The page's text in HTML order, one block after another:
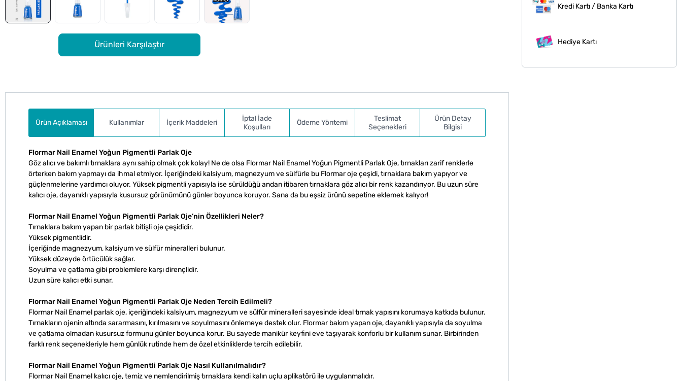
Ürünleri Karşılaştır
Kredi Kartı / Banka Kartı
Hediye Kartı
Ürün Açıklaması Kullanımlar İçerik Maddeleri
İptal İade
Koşulları
Ödeme Yöntemi
Teslimat
Seçenekleri
Ürün Detay
Bilgisi
Flormar Nail Enamel Yoğun Pigmentli Parlak Oje
Göz alıcı ve bakımlı tırnaklara aynı sahip olmak çok kolay! Ne de olsa Flormar Nail Enamel Yoğun Pigmentli Parlak Oje, tırnakları zarif renklerle
örterken bakım yapmayı da ihmal etmiyor. İçeriğindeki kalsiyum, magnezyum ve sülfürle bu Flormar oje çeşidi, tırnaklara bakım yapıyor ve
güçlenmelerine yardımcı oluyor. Yüksek pigmentli yapısıyla ise sürüldüğü andan itibaren tırnaklara göz alıcı bir renk kazandırıyor. Bu uzun süre
kalıcı oje, dayanıklı yapısıyla kusursuz görünümünü günler boyunca koruyor. Sana da bu eşsiz ürünü sepetine eklemek kalıyor!
Flormar Nail Enamel Yoğun Pigmentli Parlak Oje’nin Özellikleri Neler?
Tırnaklara bakım yapan bir parlak bitişli oje çeşididir.
Yüksek pigmentlidir.
İçeriğinde magnezyum, kalsiyum ve sülfür mineralleri bulunur.
Yüksek düzeyde örtücülük sağlar.
Soyulma ve çatlama gibi problemlere karşı dirençlidir.
Uzun süre kalıcı etki sunar.
Flormar Nail Enamel Yoğun Pigmentli Parlak Oje Neden Tercih Edilmeli?
Flormar Nail Enamel parlak oje, içeriğindeki kalsiyum, magnezyum ve sülfür mineralleri sayesinde ideal tırnak yapısını korumaya katkıda bulunur.
Tırnakların ojenin altında sararmasını, kırılmasını ve soyulmasını önlemeye destek olur. Flormar bakım yapan oje, dayanıklı yapısıyla da soyulma
ve çatlama olmadan kusursuz formunu günler boyunca korur. Bu sayede manikür keyfini eve taşıyarak konforlu bir kullanım sunar. Birbirinden
farklı renk seçenekleriyle hem günlük rutinde hem de özel etkinliklerde tercih edilebilir.
Flormar Nail Enamel Yoğun Pigmentli Parlak Oje Nasıl Kullanılmalıdır?
Flormar Nail Enamel kalıcı oje, temiz ve nemlendirilmiş tırnaklara kendi kalın uçlu aplikatörü ile uygulanmalıdır.